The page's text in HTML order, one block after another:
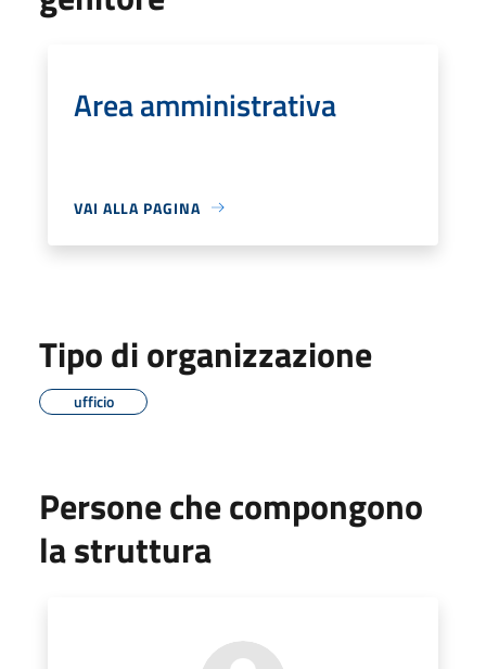
Area amministrativa
VAI ALLA PAGINA
Tipo di organizzazione
ufficio
Persone che compongono
la struttura